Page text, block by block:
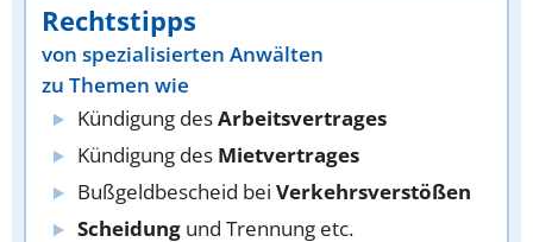
Rechtstipps
von spezialisierten Anwälten
zu Themen wie
Kündigung desArbeitsvertrages
Kündigung des Mietvertrages
Bußgeldbescheid bei Verkehrsverstößen
Scheidung und Trennung etc.